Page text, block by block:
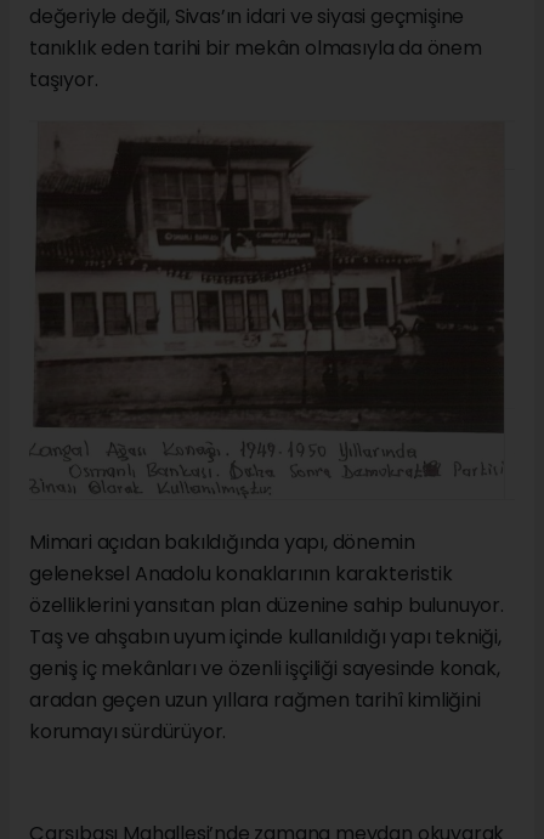
değeriyle değil, Sivas’ın idari ve siyasi geçmişine
tanıklık eden tarihi bir mekân olmasıyla da önem
taşıyor.
Mimari açıdan bakıldığında yapı, dönemin
geleneksel Anadolu konaklarının karakteristik
özelliklerini yansıtan plan düzenine sahip bulunuyor.
Taş ve ahşabın uyum içinde kullanıldığı yapı tekniği,
geniş iç mekânları ve özenli işçiliği sayesinde konak,
aradan geçen uzun yıllara rağmen tarihî kimliğini
korumayı sürdürüyor.
Çarşıbaşı Mahallesi’nde zamana meydan okuyarak